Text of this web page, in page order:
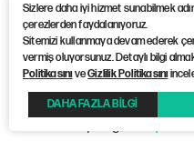
Sultan Selim
tercih etmek
Haber Kaynağı :
Sizlere daha iyi hizmet sunabilmek
çerezlerden faydalanıyoruz.
Sitemizi kullanmaya devam ederek
vermiş oluyorsunuz. Detaylı bilgi
PolitikasınıveGizlilik Politikasını
DAHA FAZLA BİLGİ